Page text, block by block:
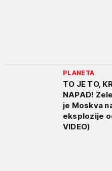
PLANETA
TO JE TO,
NAPAD!
je Moskva
eksplozije
VIDEO)